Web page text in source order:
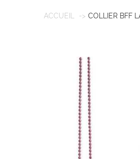
ACCUEIL COLLIER BFF